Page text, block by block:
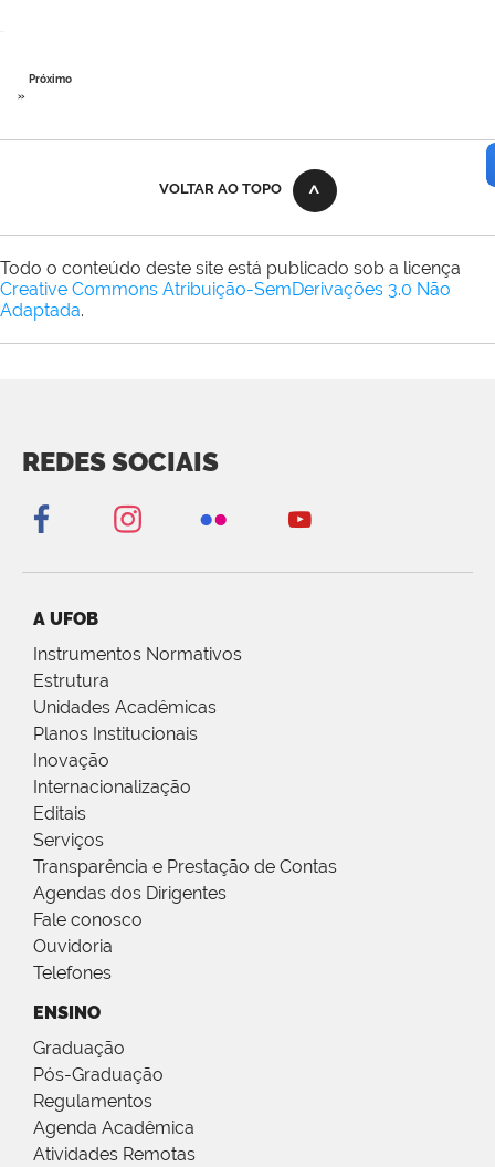
Próximo
»
VOLTAR AO TOPO
Todo o conteúdo deste site está publicado sob a licença
Creative Commons Atribuição-SemDerivações 3.0 Não
Adaptada.
REDES SOCIAIS
A UFOB
Instrumentos Normativos
Estrutura
Unidades Acadêmicas
Planos Institucionais
Inovação
Internacionalização
Editais
Serviços
Transparência e Prestação de Contas
Agendas dos Dirigentes
Fale conosco
Ouvidoria
Telefones
ENSINO
Graduação
Pós-Graduação
Regulamentos
Agenda Acadêmica
Atividades Remotas